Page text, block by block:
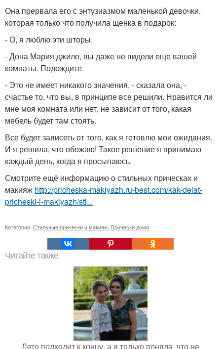
Она прервала его с энтузиазмом маленькой девочки,
которая только что получила щенка в подарок:
- О, я люблю эти шторы.
- Дона Мария джило, вы даже не видели еще вашей
комнаты. Подождите.
- Это не имеет никакого значения, - сказала она, -
счастье то, что вы, в принципе все решили. Нравится ли
мне моя комната или нет, не зависит от того, какая
мебель будет там стоять.
Все будет зависеть от того, как я готовлю мои ожидания.
И я решила, что обожаю! Такое решение я принимаю
каждый день, когда я просыпаюсь.
Смотрите ещё информацию о стильных прическах и
макияж http://pricheska-makiyazh.ru-best.com/kak-delat-
pricheski-i-makiyazh/sti...
Категории: Стильные прически и макияж Прически дома
Читайте также
Лето подходит к концу, а я только поняла, что не